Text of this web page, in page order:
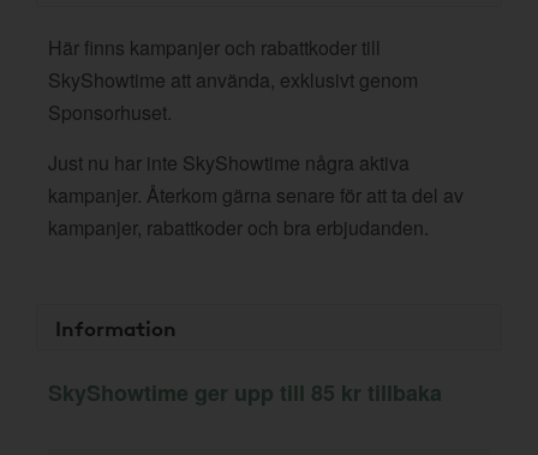
Här finns kampanjer och rabattkoder till
SkyShowtime att använda, exklusivt genom
Sponsorhuset.
Just nu har inte SkyShowtime några aktiva
kampanjer. Återkom gärna senare för att ta del av
kampanjer, rabattkoder och bra erbjudanden.
Information
SkyShowtime ger upp till 85 kr tillbaka